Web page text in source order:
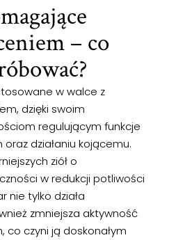
– co
w walce z
dzięki swoim
regulującym funkcje
działaniu kojącemu.
ziół o
w redukcji potliwości
nie tylko działa
zmniejsza aktywność
co czyni ją doskonałym